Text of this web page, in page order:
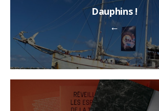
←
Dauphins !